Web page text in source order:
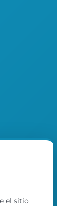
el sitio